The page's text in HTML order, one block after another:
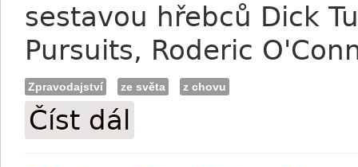
sestavou hřebců Dick
Pursuits, Roderic
Zpravodajství ze světa z chovu
Číst dál